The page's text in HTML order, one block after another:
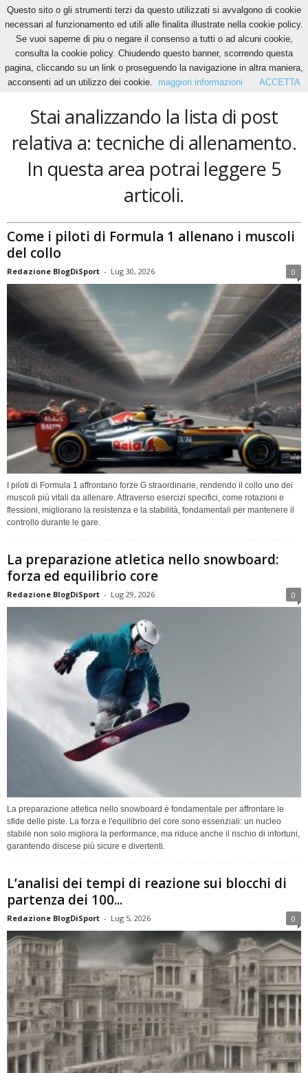
Home Tags Tecniche di allenamento
tecniche di allenamento
Stai analizzando la lista di post
relativa a: tecniche di allenamento.
In questa area potrai leggere 5
articoli.
Come i piloti di Formula 1 allenano i muscoli
del collo
Redazione BlogDiSport - Lug 30, 2026 0
I piloti di Formula 1 affrontano forze G straordinarie, rendendo il collo uno dei
muscoli più vitali da allenare. Attraverso esercizi specifici, come rotazioni e
flessioni, migliorano la resistenza e la stabilità, fondamentali per mantenere il
controllo durante le gare.
La preparazione atletica nello snowboard:
forza ed equilibrio core
Redazione BlogDiSport - Lug 29, 2026 0
La preparazione atletica nello snowboard è fondamentale per affrontare le
sfide delle piste. La forza e l'equilibrio del core sono essenziali: un nucleo
stabile non solo migliora la performance, ma riduce anche il rischio di infortuni,
garantendo discese più sicure e divertenti.
L’analisi dei tempi di reazione sui blocchi di
partenza dei 100...
Redazione BlogDiSport - Lug 5, 2026 0
Questo sito o gli strumenti terzi da questo utilizzati si avvalgono di cookie
necessari al funzionamento ed utili alle finalita illustrate nella cookie policy.
Se vuoi saperne di piu o negare il consenso a tutti o ad alcuni cookie,
consulta la cookie policy. Chiudendo questo banner, scorrendo questa
pagina, cliccando su un link o proseguendo la navigazione in altra maniera,
acconsenti ad un utilizzo dei cookie.
maggiori informazioni ACCETTA